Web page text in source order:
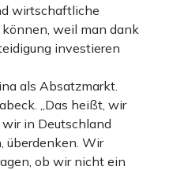
wirtschaftliche
weil man dank
investieren
als Absatzmarkt.
„Das heißt, wir
in Deutschland
überdenken. Wir
ob wir nicht ein